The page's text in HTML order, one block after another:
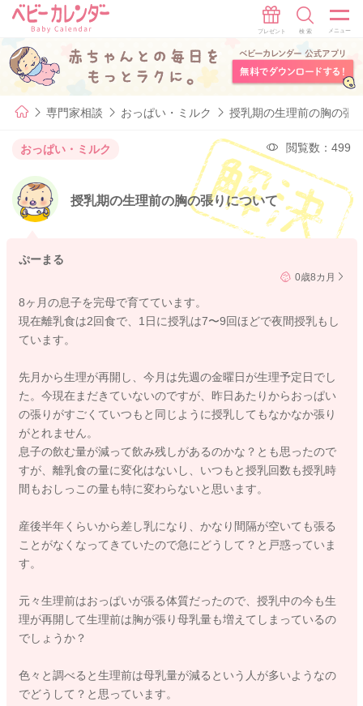
専門家相談 おっぱい・ミルク 授乳期の生理前の胸の張
おっぱい・ミルク 閲覧数：499
授乳期の生理前の胸の張りについて
ぷーまる
0歳8カ月
8ヶ月の息子を完母で育てています。
現在離乳食は2回食で、1日に授乳は7〜9回ほどで夜間授乳もし
ています。
先月から生理が再開し、今月は先週の金曜日が生理予定日でし
た。今現在まだきていないのですが、昨日あたりからおっぱい
の張りがすごくていつもと同じように授乳してもなかなか張り
がとれません。
息子の飲む量が減って飲み残しがあるのかな？とも思ったので
すが、離乳食の量に変化はないし、いつもと授乳回数も授乳時
間もおしっこの量も特に変わらないと思います。
産後半年くらいから差し乳になり、かなり間隔が空いても張る
ことがなくなってきていたので急にどうして？と戸惑っていま
す。
元々生理前はおっぱいが張る体質だったので、授乳中の今も生
理が再開して生理前は胸が張り母乳量も増えてしまっているの
でしょうか？
色々と調べると生理前は母乳量が減るという人が多いようなの
でどうして？と思っています。